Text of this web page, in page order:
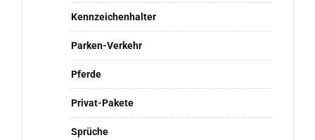
Kennzeichenhalter
Parken-Verkehr
Pferde
Privat-Pakete
Sprüche